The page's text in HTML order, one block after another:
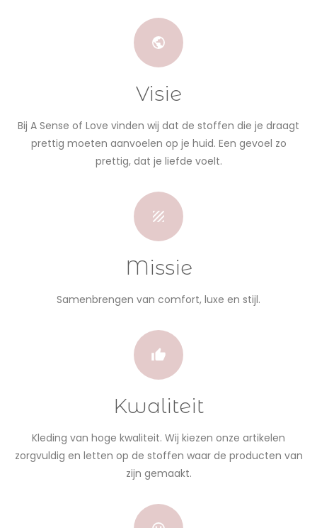
Visie
Bij A Sense of Love vinden wij dat de stoffen die je draagt
prettig moeten aanvoelen op je huid. Een gevoel zo
prettig, dat je liefde voelt.
Missie
Samenbrengen van comfort, luxe en stijl.
Kwaliteit
Kleding van hoge kwaliteit. Wij kiezen onze artikelen
zorgvuldig en letten op de stoffen waar de producten van
zijn gemaakt.